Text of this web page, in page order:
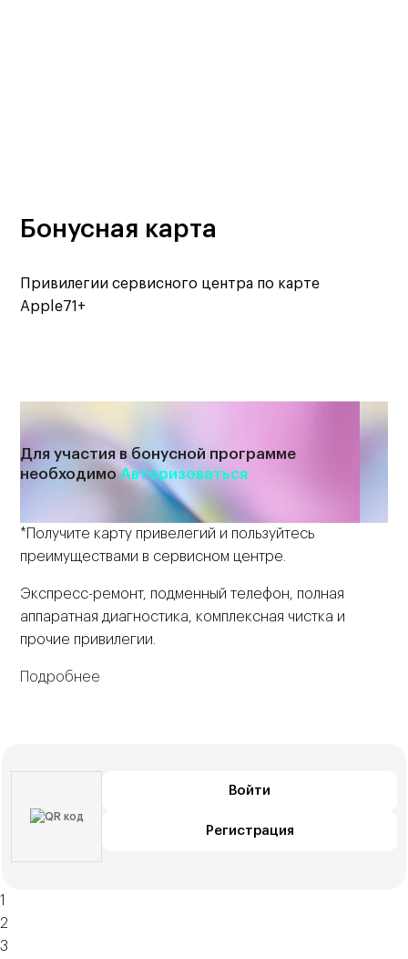
Бонусная карта
Привилегии сервисного центра по карте
Apple71+
Для участия в бонусной программе
необходимоАвторизоваться
*Получите карту привелегий и пользуйтесь
преимуществами в сервисном центре.
Экспресс-ремонт, подменный телефон, полная
аппаратная диагностика, комплексная чистка и
прочие привилегии.
Подробнее
Войти
Регистрация
1
2
3